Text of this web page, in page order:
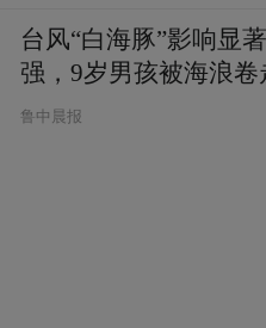
台风“白海豚”影响显
强，9岁男孩被海浪卷
鲁中晨报